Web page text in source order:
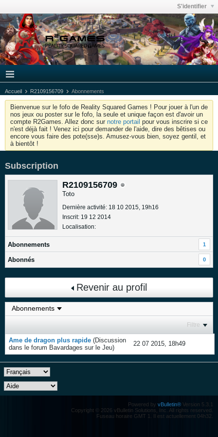
S'identifier
Accueil R2109156709 Abonnements
Bienvenue sur le fofo de Reality Squared Games ! Pour jouer à l'un de
nos jeux ou poster sur le fofo, la seule et unique façon est d'avoir un
compte R2Games. Allez donc sur notre portail pour vous inscrire si ce
n'est déjà fait ! Venez ici pour demander de l'aide, dire des bêtises ou
encore vous faire des pote(sse)s. Amusez-vous bien, soyez gentil, et
à bientôt !
Subscription
R2109156709
Toto
Dernière activité: 18 10 2015, 19h16
Inscrit: 19 12 2014
Localisation:
Abonnements 1
Abonnés 0
Revenir au profil
Filtre
Ame de dragon plus rapide (Discussion
dans le forum Bavardages sur le Jeu)
22 07 2015, 18h49
Powered by vBulletin® Version 5.3.1
Copyright © 2026 vBulletin Solutions, Inc. All rights reserved.
Fuseau horaire GMT 1. Il est actuellement 04h32.